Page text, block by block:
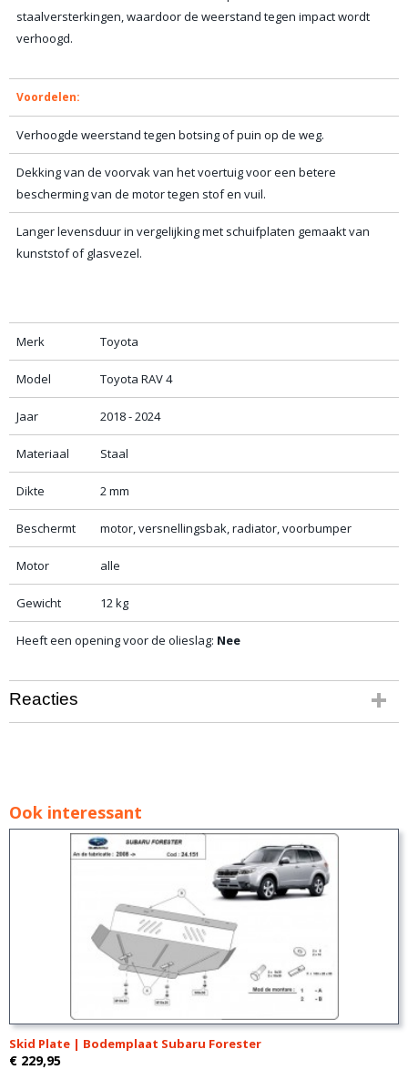
staalversterkingen, waardoor de weerstand tegen impact wordt
verhoogd.
Voordelen:
Verhoogde weerstand tegen botsing of puin op de weg.
Dekking van de voorvak van het voertuig voor een betere
bescherming van de motor tegen stof en vuil.
Langer levensduur in vergelijking met schuifplaten gemaakt van
kunststof of glasvezel.
Merk Toyota
Model Toyota RAV 4
Jaar 2018 - 2024
Materiaal Staal
Dikte 2 mm
Beschermt motor, versnellingsbak, radiator, voorbumper
Motor alle
Gewicht 12 kg
Heeft een opening voor de olieslag: Nee
Reacties
Ook interessant
Skid Plate | Bodemplaat Subaru Forester
€ 229,95